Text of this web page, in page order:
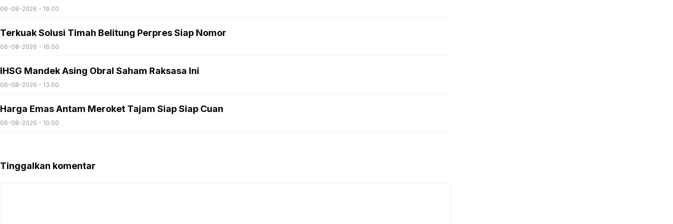
06-08-2026 - 19.00
Terkuak Solusi Timah Belitung Perpres Siap Nomor
06-08-2026 - 16.00
IHSG Mandek Asing Obral Saham Raksasa Ini
06-08-2026 - 13.00
Harga Emas Antam Meroket Tajam Siap Siap Cuan
06-08-2026 - 10.00
Tinggalkan komentar